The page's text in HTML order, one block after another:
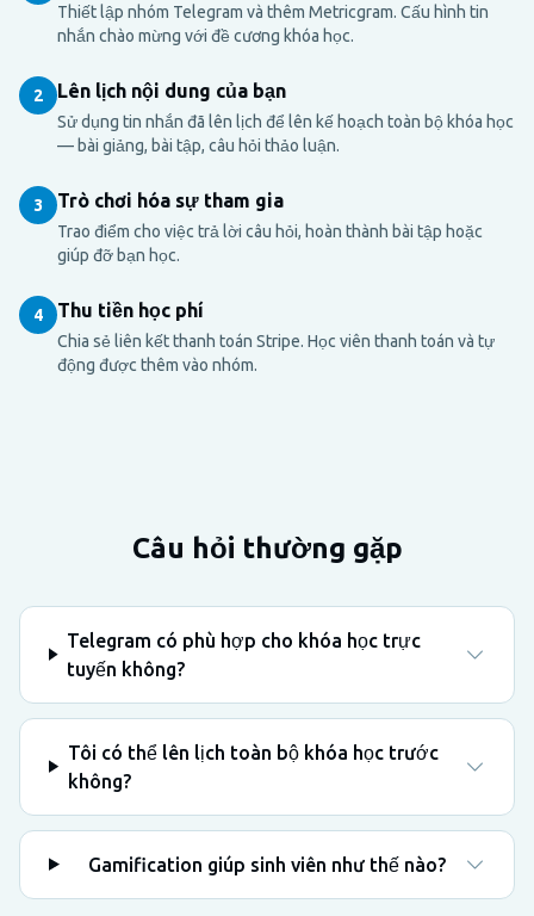
Thiết lập nhóm Telegram và thêm Metricgram. Cấu hình tin
nhắn chào mừng với đề cương khóa học.
2 Lên lịch nội dung của bạn
Sử dụng tin nhắn đã lên lịch để lên kế hoạch toàn bộ khóa học
— bài giảng, bài tập, câu hỏi thảo luận.
3 Trò chơi hóa sự tham gia
Trao điểm cho việc trả lời câu hỏi, hoàn thành bài tập hoặc
giúp đỡ bạn học.
4 Thu tiền học phí
Chia sẻ liên kết thanh toán Stripe. Học viên thanh toán và tự
động được thêm vào nhóm.
Câu hỏi thường gặp
Telegram có phù hợp cho khóa học trực
tuyến không?
Tôi có thể lên lịch toàn bộ khóa học trước
không?
Gamification giúp sinh viên như thế nào?